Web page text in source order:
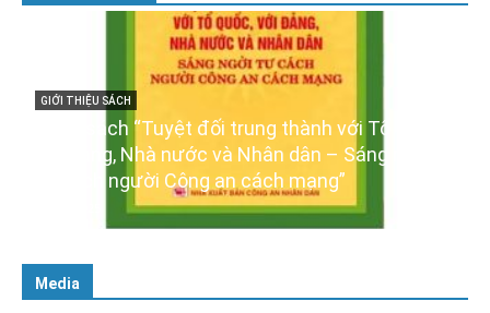
GIỚI THIỆU SÁCH
Ra mắt ba cuốn sách ảnh chào
XIV của Đảng
16/01/2026
với Tổ quốc,
Sáng ngời
Media